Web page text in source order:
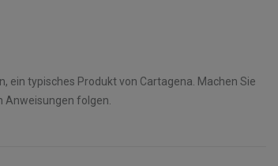
ein typisches Produkt von Cartagena. Machen Sie
Anweisungen folgen.